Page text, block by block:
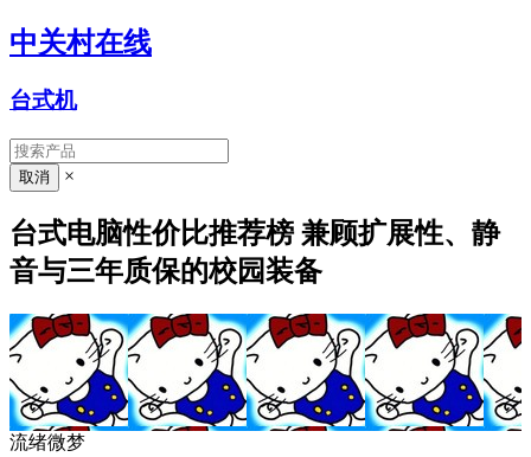
中关村在线
台式机
×
台式电脑性价比推荐榜 兼顾扩展性、静
音与三年质保的校园装备
流绪微梦